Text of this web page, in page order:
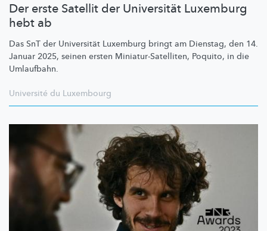
Der erste Satellit der Universität Luxemburg
hebt ab
Das SnT der Universität Luxemburg bringt am Dienstag, den 14.
Januar 2025, seinen ersten Miniatur-Satelliten, Poquito, in die
Umlaufbahn.
Université du Luxembourg